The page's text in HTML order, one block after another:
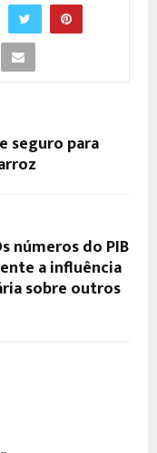
seguro para
números do PIB
a influência
sobre outros